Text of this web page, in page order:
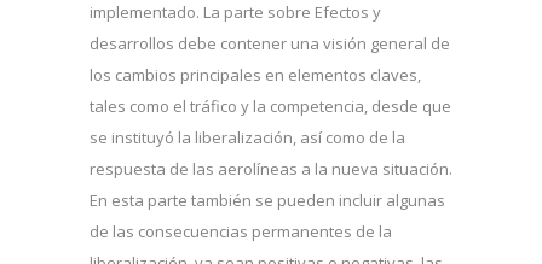
implementado. La parte sobre Efectos y
desarrollos debe contener una visión general de
los cambios principales en elementos claves,
tales como el tráfico y la competencia, desde que
se instituyó la liberalización, así como de la
respuesta de las aerolíneas a la nueva situación.
En esta parte también se pueden incluir algunas
de las consecuencias permanentes de la